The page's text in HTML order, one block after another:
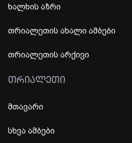
ხალხის აზრი
თრიალეთის ახალი ამბები
თრიალეთის არქივი
ᲗᲠᲘᲐᲚᲔᲗᲘ
მთავარი
სხვა ამბები